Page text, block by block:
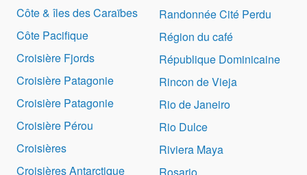
Côte & îles des Caraïbes
Côte Pacifique
Croisière Fjords
Croisière Patagonie
Croisière Patagonie
Croisière Pérou
Croisières
Croisières Antarctique
Randonnée Cité Perdu
Région du café
République Dominicaine
Rincon de Vieja
Rio de Janeiro
Rio Dulce
Riviera Maya